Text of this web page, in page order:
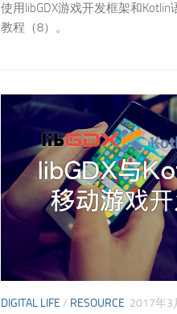
使用libGDX游戏开发框架和Kotlin
教程（8）。
DIGITAL LIFE / RESOURCE 2017年3